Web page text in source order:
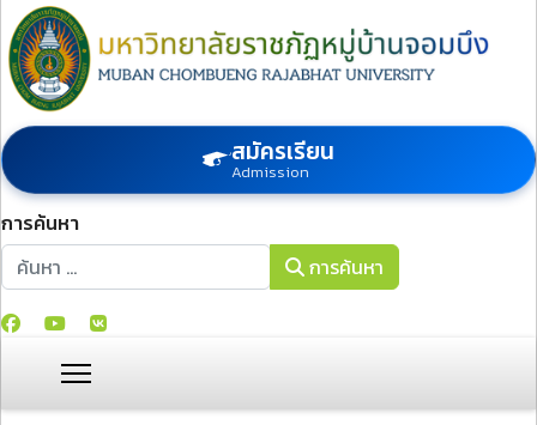
สมัครเรียน
Admission
การค้นหา
การค้นหา
การค้นหา